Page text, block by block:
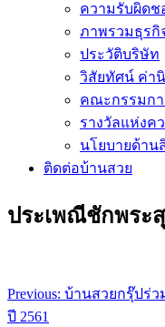
ความรับผิดช
ภาพรวมธุรกิ
ประวัติบริษัท
วิสัยทัศน์ ค่า
คณะกรรมกา
รางวัลแห่งค
นโยบายด้า
ติดต่อบ้านสวย
ประเพณีชักพระ
Post
navigation
Previous: บ้านสวยกรุ๊ปร่ว
ปี 2561